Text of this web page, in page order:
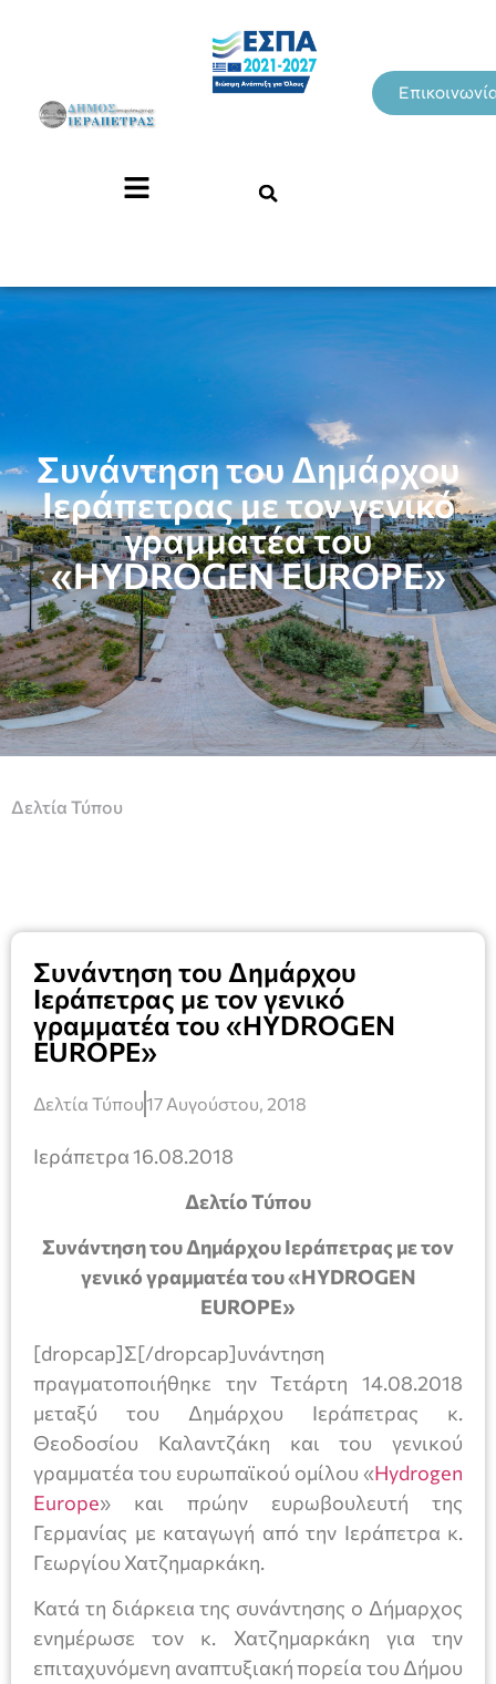
Συνάντηση του Δημάρχου
Ιεράπετρας με τον γενικό
γραμματέα του
«HYDROGEN EUROPE»
Δελτία Τύπου
Συνάντηση του Δημάρχου
Ιεράπετρας με τον γενικό
γραμματέα του «HYDROGEN
EUROPE»
Δελτία Τύπου17 Αυγούστου, 2018
Ιεράπετρα 16.08.2018
Δελτίο Τύπου
Συνάντηση του Δημάρχου Ιεράπετρας με τον
γενικό γραμματέα του «HYDROGEN
EUROPE»
[dropcap]Σ[/dropcap]υνάντηση
πραγματοποιήθηκε την Τετάρτη 14.08.2018
μεταξύ του Δημάρχου Ιεράπετρας κ.
Θεοδοσίου Καλαντζάκη και του γενικού
γραμματέα του ευρωπαϊκού ομίλου «Hydrogen
Europe» και πρώην ευρωβουλευτή της
Γερμανίας με καταγωγή από την Ιεράπετρα κ.
Γεωργίου Χατζημαρκάκη.
Κατά τη διάρκεια της συνάντησης ο Δήμαρχος
ενημέρωσε τον κ. Χατζημαρκάκη για την
επιταχυνόμενη αναπτυξιακή πορεία του Δήμου